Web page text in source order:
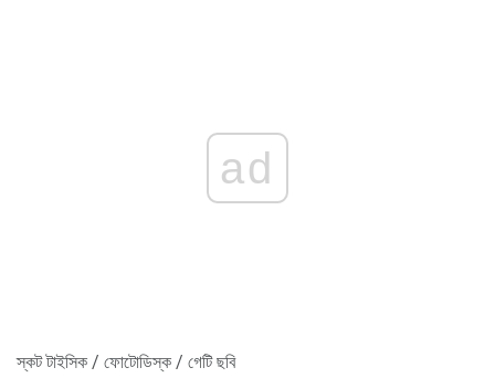
ad
স্কট টাইসিক / ফোটোডিস্ক / গেটি ছবি